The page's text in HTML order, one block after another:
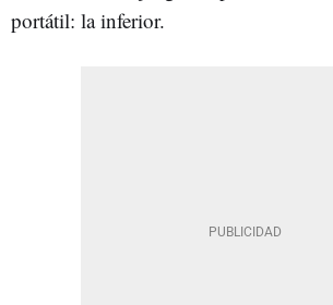
portátil: la inferior.